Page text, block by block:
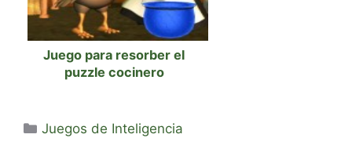
Juego para resorber el
puzzle cocinero
Categorías
Juegos de Inteligencia